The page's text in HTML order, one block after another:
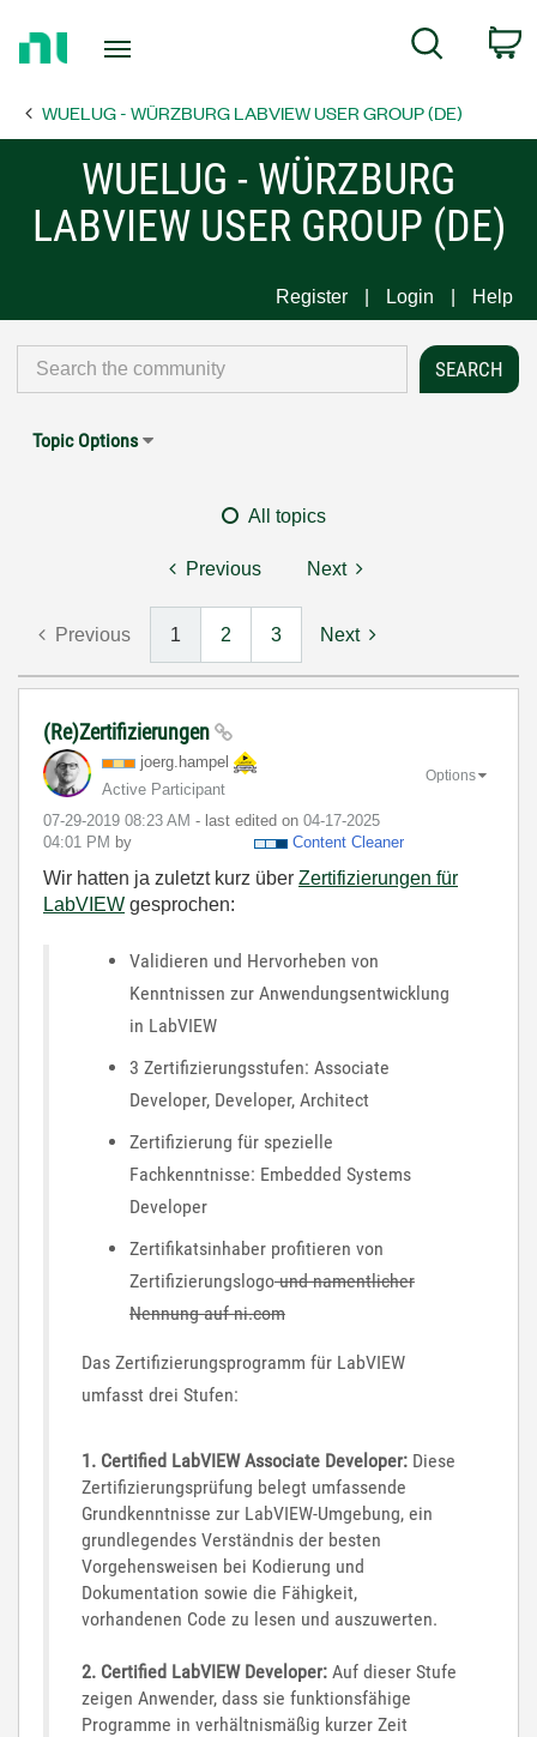
Page
Search
WUELUG - WÜRZBURG LABVIEW USER GROUP (DE)
WUELUG - WÜRZBURG
LABVIEW USER GROUP (DE)
Register Login Help
Topic Options
All topics
Previous Next
Previous 1 2 3 Next
(Re)Zertifizierungen
joerg.hampel
Active Participant
‎07-29-2019 08:23 AM - last edited on ‎04-17-2025
04:01 PM by Content Cleaner
Options
Wir hatten ja zuletzt kurz über Zertifizierungen für
LabVIEW gesprochen:
Validieren und Hervorheben von
Kenntnissen zur Anwendungsentwicklung
in LabVIEW
3 Zertifizierungsstufen: Associate
Developer, Developer, Architect
Zertifizierung für spezielle
Fachkenntnisse: Embedded Systems
Developer
Zertifikatsinhaber profitieren von
Zertifizierungslogound namentlicher
Nennung auf ni.com
Das Zertifizierungsprogramm für LabVIEW
umfasst drei Stufen:
1. Certified LabVIEW Associate Developer: Diese
Zertifizierungsprüfung belegt umfassende
Grundkenntnisse zur LabVIEW-Umgebung, ein
grundlegendes Verständnis der besten
Vorgehensweisen bei Kodierung und
Dokumentation sowie die Fähigkeit,
vorhandenen Code zu lesen und auszuwerten.
2. Certified LabVIEW Developer: Auf dieser Stufe
zeigen Anwender, dass sie funktionsfähige
Programme in verhältnismäßig kurzer Zeit